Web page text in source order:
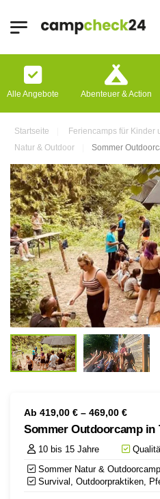
Alle Angebote Abenteuer & Action
Startseite
Feriencamps für Kinder
Natur & Outdoor
Sommer
Ab 419,00 € – 469,00 €
Sommer Outdoorcamp in
10 bis 15 Jahre
Sommer Natur &
Survival, Outdoorpraktiken,